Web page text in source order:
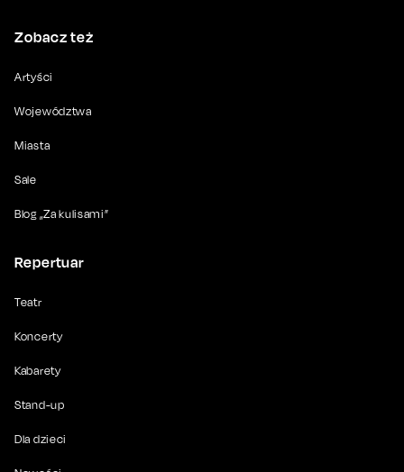
Zobacz też
Artyści
Województwa
Miasta
Sale
Blog „Za kulisami”
Repertuar
Teatr
Koncerty
Kabarety
Stand-up
Dla dzieci